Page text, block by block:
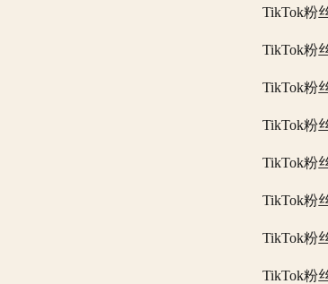
TikTok粉
TikTok粉
TikTok粉
TikTok粉
TikTok粉
TikTok粉
TikTok粉
TikTok粉